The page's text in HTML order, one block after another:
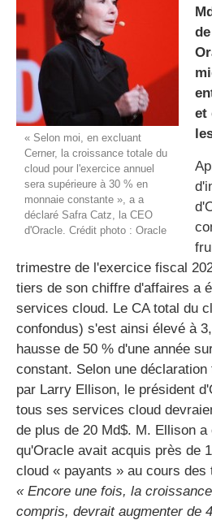
« Selon moi, en excluant
Cerner, la croissance totale du
cloud pour l'exercice annuel
sera supérieure à 30 % en
monnaie constante », a a
déclaré Safra Catz, la CEO
d'Oracle. Crédit photo : Oracle
et
trimestre de l'exercice fiscal
tiers de son chiffre d'affaires a
services cloud. Le CA total du
confondus) s'est ainsi élevé à
hausse de 50 % d'une année
constant. Selon une
par Larry Ellison, le président
tous ses services cloud
de plus de 20 Md$. M. Ellison a
qu'Oracle avait acquis près de
cloud « payants » au cours
« Encore une fois, la
compris, devrait augmenter de